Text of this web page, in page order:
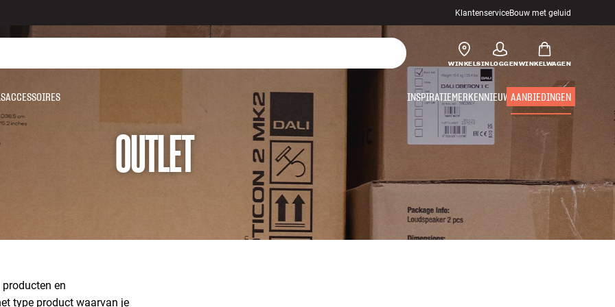
KlantenserviceBouw met geluid
WINKELSINLOGGENWINKELWAGEN
ACCESSOIRES INSPIRATIEMERKENNIEUW AANBIEDINGEN
OUTLET
en
type product waarvan je